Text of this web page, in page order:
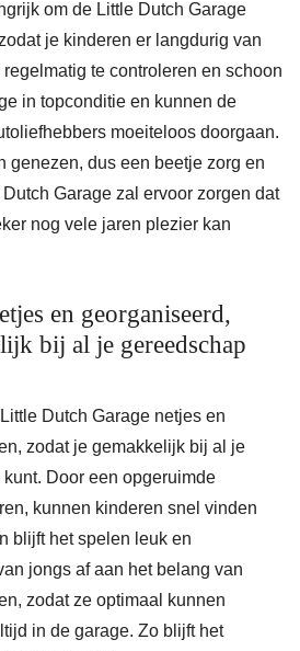
om de Little Dutch Garage
je kinderen er langdurig van
te controleren en schoon
in topconditie en kunnen de
moeiteloos doorgaan.
genezen, dus een beetje zorg en
Garage zal ervoor zorgen dat
nog vele jaren plezier kan
en georganiseerd,
bij al je gereedschap
Dutch Garage netjes en
zodat je gemakkelijk bij al je
Door een opgeruimde
kunnen kinderen snel vinden
blijft het spelen leuk en
jongs af aan het belang van
zodat ze optimaal kunnen
in de garage. Zo blijft het